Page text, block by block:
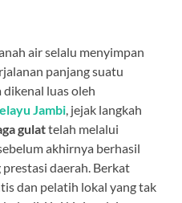
air selalu menyimpan
panjang suatu
dikenal luas oleh
Jambi, jejak langkah
gulattelah melalui
akhirnya berhasil
daerah. Berkat
dan pelatih lokal yang tak